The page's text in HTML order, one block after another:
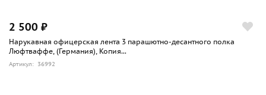
2 500 ₽
Нарукавная офицерская лента 3 парашютно-десантного полка
Люфтваффе, (Германия), Копия...
Артикул: 36992